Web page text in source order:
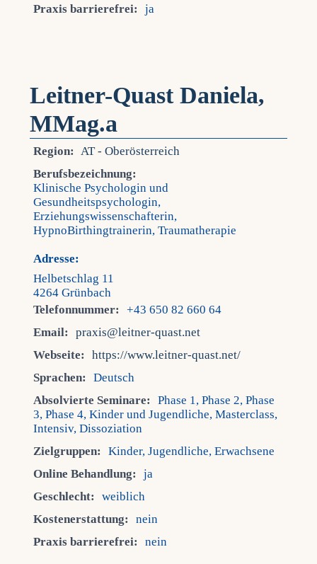
Praxis barrierefrei:
ja
Leitner-Quast Daniela,
MMag.a
Region: AT - Oberösterreich
Berufsbezeichnung:
Klinische Psychologin und
Gesundheitspsychologin,
Erziehungswissenschafterin,
HypnoBirthingtrainerin, Traumatherapie
Adresse:
Helbetschlag 11
4264 Grünbach
Telefonnummer:
+43 650 82 660 64
Email:
praxis@leitner-quast.net
Webseite:
https://www.leitner-quast.net/
Sprachen:
Deutsch
Absolvierte Seminare:
Phase 1, Phase 2, Phase
3, Phase 4, Kinder und Jugendliche, Masterclass,
Intensiv, Dissoziation
Zielgruppen:
Kinder, Jugendliche, Erwachsene
Online Behandlung:
ja
Geschlecht:
weiblich
Kostenerstattung:
nein
Praxis barrierefrei:
nein